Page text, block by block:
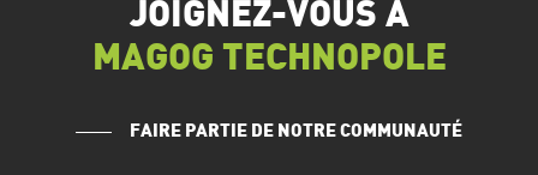
JOIGNEZ-VOUS À
MAGOG TECHNOPOLE
FAIRE PARTIE DE NOTRE COMMUNAUTÉ